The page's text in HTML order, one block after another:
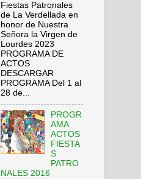
Fiestas Patronales
de La Verdellada en
honor de Nuestra
Señora la Virgen de
Lourdes 2023
PROGRAMA DE
ACTOS
DESCARGAR
PROGRAMA Del 1 al
28 de...
PROGR
AMA
ACTOS
FIESTA
S
PATRO
NALES 2016